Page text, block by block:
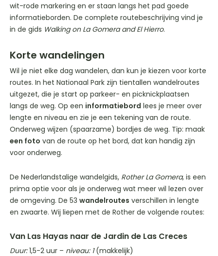
wit-rode markering en er staan langs het pad goede
informatieborden. De complete routebeschrijving vind je
in de gids Walking on La Gomera and El Hierro.
Korte wandelingen
Wil je niet elke dag wandelen, dan kun je kiezen voor korte
routes. In het Nationaal Park zijn tientallen wandelroutes
uitgezet, die je start op parkeer- en picknickplaatsen
langs de weg. Op een informatiebord lees je meer over
lengte en niveau en zie je een tekening van de route.
Onderweg wijzen (spaarzame) bordjes de weg. Tip: maak
een foto van de route op het bord, dat kan handig zijn
voor onderweg.
De Nederlandstalige wandelgids, Rother La Gomera, is een
prima optie voor als je onderweg wat meer wil lezen over
de omgeving. De 53 wandelroutes verschillen in lengte
en zwaarte. Wij liepen met de Rother de volgende routes:
Van Las Hayas naar de Jardin de Las Creces
Duur:1,5-2 uur – niveau: 1(makkelijk)